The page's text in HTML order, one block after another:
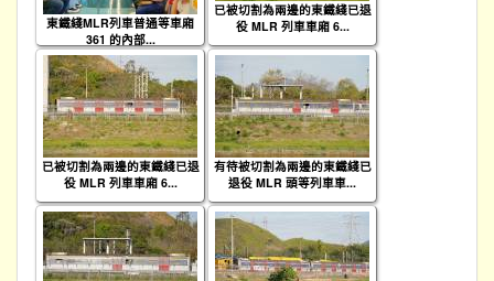
東鐵綫MLR列車普通等車廂
361 的內部...
已被切割為兩邊的東鐵綫已退
役 MLR 列車車廂 6...
已被切割為兩邊的東鐵綫已退
役 MLR 列車車廂 6...
有待被切割為兩邊的東鐵綫已
退役 MLR 頭等列車車...